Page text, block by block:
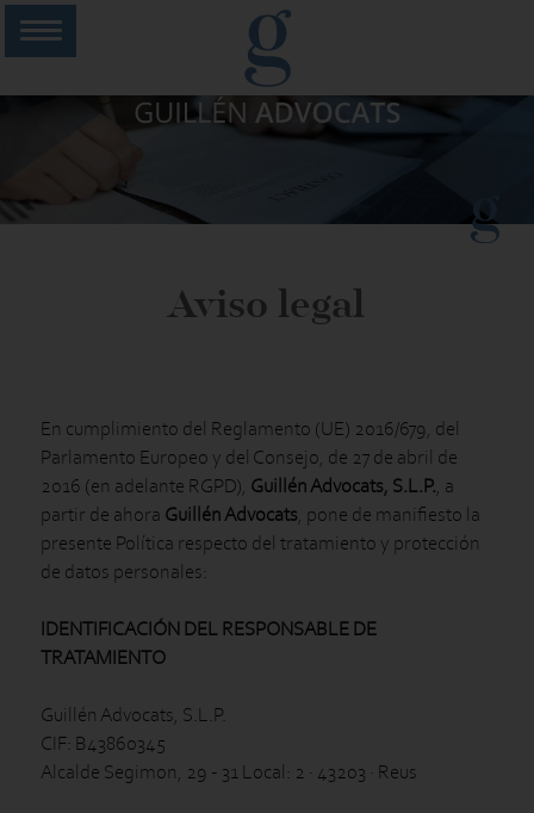
Aviso legal
En cumplimiento del Reglamento (UE) 2016/679, del
Parlamento Europeo y del Consejo, de 27 de abril de
2016 (en adelante RGPD), Guillén Advocats, S.L.P. , a
partir de ahora Guillén Advocats , pone de manifiesto la
presente Política respecto del tratamiento y protección
de datos personales:
IDENTIFICACIÓN DEL RESPONSABLE DE
TRATAMIENTO
Guillén Advocats, S.L.P.
CIF: B43860345
Alcalde Segimon, 29 - 31 Local: 2 · 43203 · Reus